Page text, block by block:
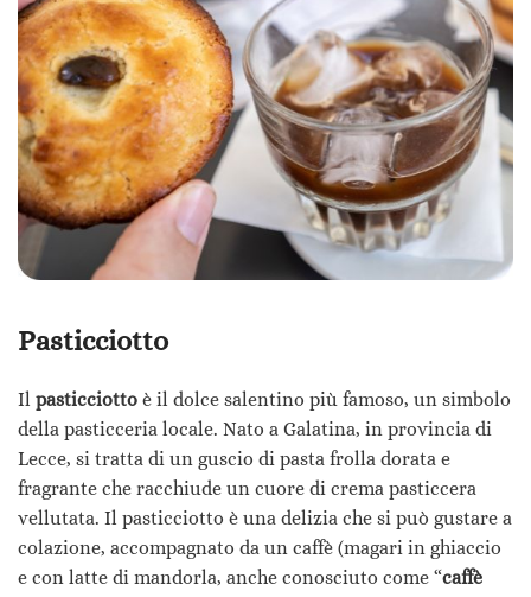
Pasticciotto
Il pasticciotto è il dolce salentino più famoso, un simbolo
della pasticceria locale. Nato a Galatina, in provincia di
Lecce, si tratta di un guscio di pasta frolla dorata e
fragrante che racchiude un cuore di crema pasticcera
vellutata. Il pasticciotto è una delizia che si può gustare a
colazione, accompagnato da un caffè (magari in ghiaccio
e con latte di mandorla, anche conosciuto come “caffè